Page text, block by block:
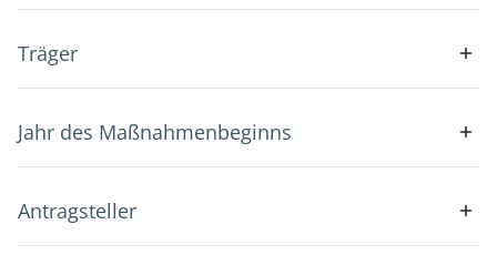
Träger
Jahr des Maßnahmenbeginns
Antragsteller